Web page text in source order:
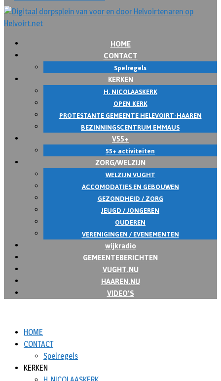
HOME
CONTACT
Spelregels
KERKEN
H. NICOLAASKERK
OPEN KERK
PROTESTANTE GEMEENTE HELEVOIRT-HAAREN
BEZINNINGSCENTRUM EMMAUS
V55+
55+ activiteiten
ZORG/WELZIJN
WELZIJN VUGHT
ACCOMODATIES EN GEBOUWEN
GEZONDHEID / ZORG
JEUGD / JONGEREN
OUDEREN
VERENIGINGEN / EVENEMENTEN
wijkradio
GEMEENTEBERICHTEN
VUGHT.NU
HAAREN.NU
VIDEO’S
HOME
CONTACT
Spelregels
KERKEN